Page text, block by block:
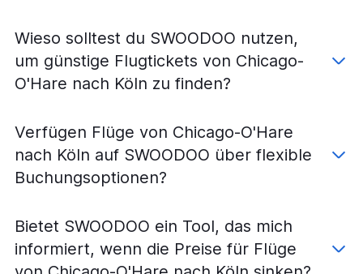
Flüge von Chicago Midway nach Hannover
Flüge von Chicago-O'Hare nach Dresden
Flüge von Chicago-O'Hare nach Karlsruhe
Flüge von Chicago-O'Hare nach Memmingen
Flüge von Chicago Midway nach Dresden
Flüge von Chicago-O'Hare nach Paderborn
Flüge von Chicago-O'Hare nach Saarbrücken
Wieso solltest du SWOODOO nutzen,
um günstige Flugtickets von Chicago-
O'Hare nach Köln zu finden?
Verfügen Flüge von Chicago-O'Hare
nach Köln auf SWOODOO über flexible
Buchungsoptionen?
Bietet SWOODOO ein Tool, das mich
informiert, wenn die Preise für Flüge